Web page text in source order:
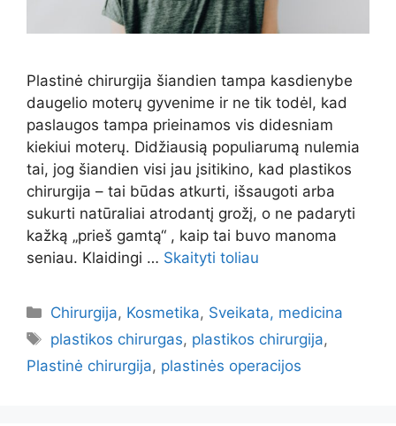
Plastinė chirurgija šiandien tampa kasdienybe
daugelio moterų gyvenime ir ne tik todėl, kad
paslaugos tampa prieinamos vis didesniam
kiekiui moterų. Didžiausią populiarumą nulemia
tai, jog šiandien visi jau įsitikino, kad plastikos
chirurgija – tai būdas atkurti, išsaugoti arba
sukurti natūraliai atrodantį grožį, o ne padaryti
kažką „prieš gamtą“ , kaip tai buvo manoma
seniau. Klaidingi … Skaityti toliau
Kategorijos
Chirurgija, Kosmetika, Sveikata, medicina
Žymos
plastikos chirurgas, plastikos chirurgija,
Plastinė chirurgija, plastinės operacijos